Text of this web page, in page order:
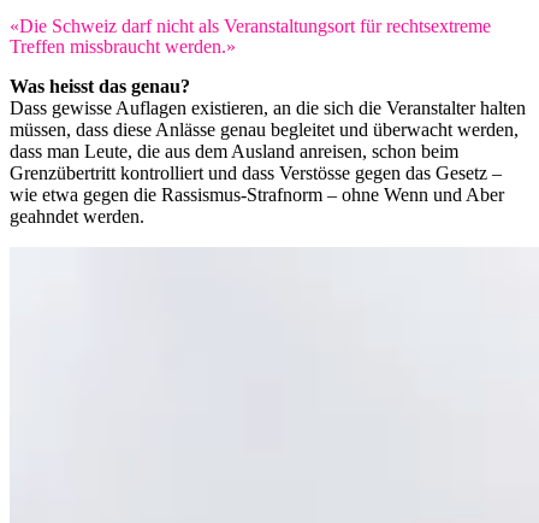
«Die Schweiz darf nicht als Veranstaltungsort für rechtsextreme
Treffen missbraucht werden.»
Was heisst das genau?
Dass gewisse Auflagen existieren, an die sich die Veranstalter halten
müssen, dass diese Anlässe genau begleitet und überwacht werden,
dass man Leute, die aus dem Ausland anreisen, schon beim
Grenzübertritt kontrolliert und dass Verstösse gegen das Gesetz –
wie etwa gegen die Rassismus-Strafnorm – ohne Wenn und Aber
geahndet werden.